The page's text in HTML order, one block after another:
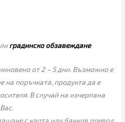
градинско обзавеждане
от 2 – 5 дни. Възможно е
поръчката, продукта да е
В случай на изчерпана
с карта или банков превод